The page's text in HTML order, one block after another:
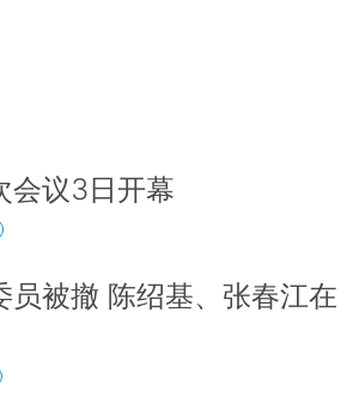
会议3日开幕
员被撤 陈绍基、张春江在